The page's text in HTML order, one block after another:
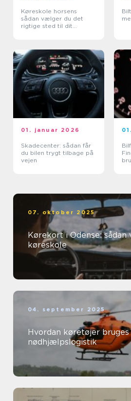
Køreskole horsens
sådan vælger du det
rigtige sted til dit
01. januar 2026
Skadecenter: sådan får
du bilen trygt tilbage på
vejen
07. oktober 2025
Kørekort i Odense:
køreskole
04. september 2025
Hvordan køretøjer
nødhjælpslogistik